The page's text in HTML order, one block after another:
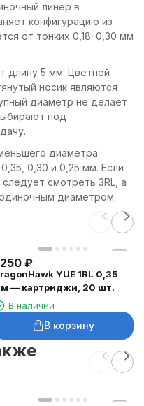
линер в
конфигурацию из
от тонких 0,18–0,30 мм
длину 5 мм. Цветной
носик являются
диаметр не делает
под
диаметра
0,30 и 0,25 мм. Если
следует смотреть 3RL, а
диаметром.
250 ₽
YUE 1RL 0,35
— картриджи, 20 шт.
В наличии
В корзину